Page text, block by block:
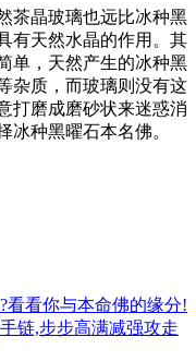
茶晶玻璃也远比冰种黑
有天然水晶的作用。其
单，天然产生的冰种黑
杂质，而玻璃则没有这
打磨成磨砂状来迷惑消
冰种黑曜石本名佛。
看看你与本命佛的缘分!
链,步步高满减强攻走